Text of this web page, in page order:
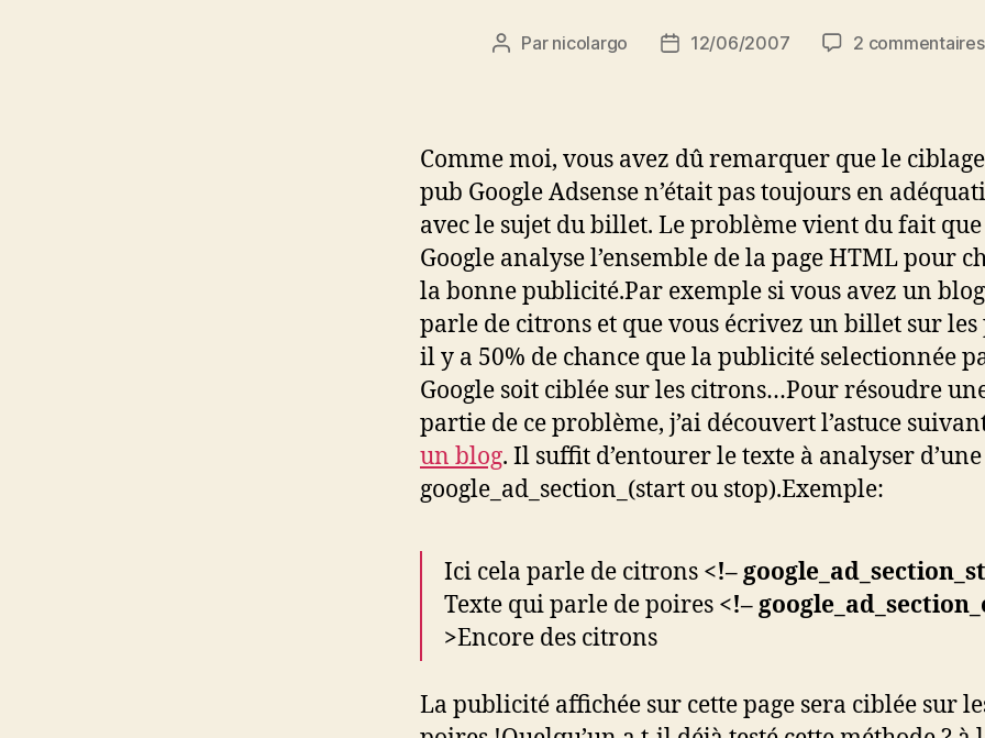
Auteur
Par nicolargo
Date12/06/2007 2 commentaires
Comme moi, vous avez dû remarquer que le
pub Google Adsense n’était pas toujours en
avec le sujet du billet. Le problème vient du fait que
Google analyse l’ensemble de la page HTML pour
la bonne publicité.Par exemple si vous avez un
parle de citrons et que vous écrivez un billet sur les
il y a 50% de chance que la publicité selectionnée
Google soit ciblée sur les citrons…Pour résoudre
partie de ce problème, j’ai découvert l’astuce
un blog. Il suffit d’entourer le texte à analyser
google_ad_section_(start ou stop).Exemple:
Ici cela parle de citrons <!–
Texte qui parle de poires <!–
>Encore des citrons
La publicité affichée sur cette page sera ciblée sur